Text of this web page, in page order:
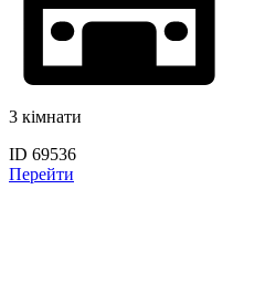
3 кімнати
ID 69536
Перейти